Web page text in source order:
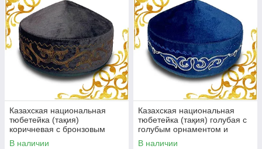
Казахская национальная
тюбетейка (тақия)
коричневая с бронзовым
узором
В наличии
Казахская национальная
тюбетейка (тақия) голубая с
голубым орнаментом и
белой строчкой (3)
В наличии